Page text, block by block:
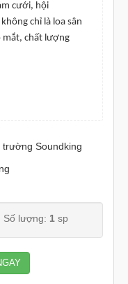
cưới, hội
chỉ là loa sân
mắt, chất lượng
trường Soundking
Số lượng: 1 sp